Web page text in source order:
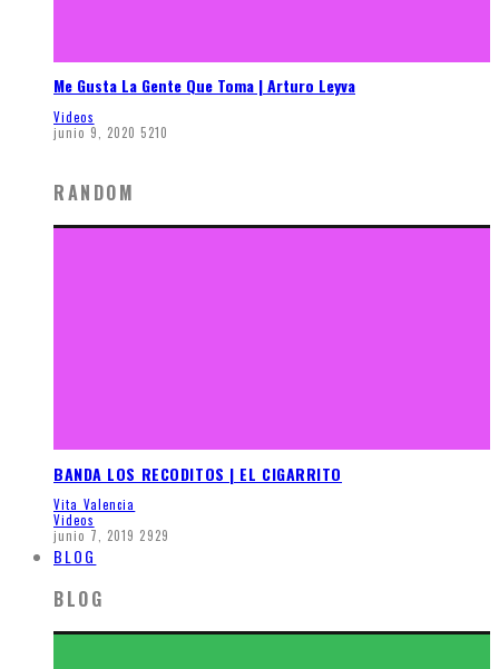
Me Gusta La Gente Que Toma | Arturo Leyva
Videos
junio 9, 2020 5210
RANDOM
BANDA LOS RECODITOS | EL CIGARRITO
Vita Valencia
Videos
junio 7, 2019 2929
BLOG
BLOG